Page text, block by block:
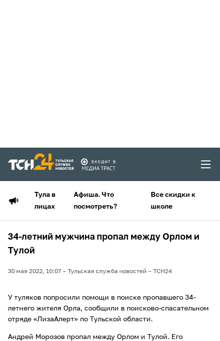
Тула в
лицах
Афиша. Что
посмотреть?
Все скидки к
школе
34-летний мужчина пропал между Орлом и
Тулой
30 мая 2022, 10:07 Тульская служба новостей ТСН24
У туляков попросили помощи в поиске пропавшего 34-
летнего жителя Орла, сообщили в поисково-спасательном
отряде «ЛизаАлерт» по Тульской области.
Андрей Морозов пропал между Орлом и Тулой. Его